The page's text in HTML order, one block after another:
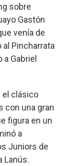
sobre
Gastón
venía de
al Pincharrata
Gabriel
el clásico
con una gran
figura en un
a
Juniors de
Lanús.